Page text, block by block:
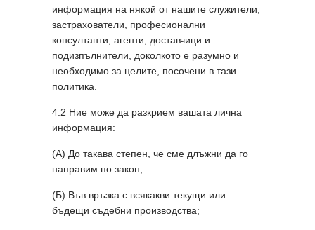
информация на някой от нашите служители,
застрахователи, професионални
консултанти, агенти, доставчици и
подизпълнители, доколкото е разумно и
необходимо за целите, посочени в тази
политика.
4.2 Ние може да разкрием вашата лична
информация:
(А) До такава степен, че сме длъжни да го
направим по закон;
(Б) Във връзка с всякакви текущи или
бъдещи съдебни производства;